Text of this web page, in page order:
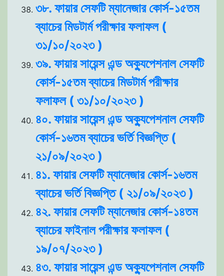
৩৮. ফায়ার সেফটি ম্যানেজার কোর্স-১৫তম
ব্যাচের মিডটার্ম পরীক্ষার ফলাফল (
৩১/১০/২০২৩ )
৩৯. ফায়ার সায়েন্স এন্ড অক্যুপেশনাল সেফটি
কোর্স-১৫তম ব্যাচের মিডটার্ম পরীক্ষার
ফলাফল ( ৩১/১০/২০২৩ )
৪০. ফায়ার সায়েন্স এন্ড অক্যুপেশনাল সেফটি
কোর্স-১৬তম ব্যাচের ভর্তি বিজ্ঞপ্তি (
২১/০৯/২০২৩ )
৪১. ফায়ার সেফটি ম্যানেজার কোর্স-১৬তম
ব্যাচের ভর্তি বিজ্ঞপ্তি ( ২১/০৯/২০২৩ )
৪২. ফায়ার সেফটি ম্যানেজার কোর্স-১৪তম
ব্যাচের ফাইনাল পরীক্ষার ফলাফল (
১৯/০৭/২০২৩ )
৪৩. ফায়ার সায়েন্স এন্ড অক্যুপেশনাল সেফটি